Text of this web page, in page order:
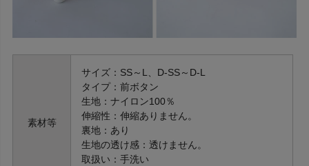
素材等
サイズ：SS～L、D-SS～D-L
タイプ：前ボタン
生地：ナイロン100％
伸縮性：伸縮ありません。
裏地：あり
生地の透け感：透けません。
取扱い：手洗い